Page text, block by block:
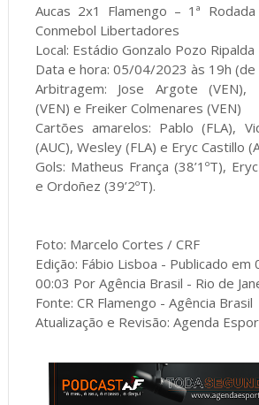
Aucas 2x1 Flamengo – 1ª
Conmebol Libertadores
Local: Estádio Gonzalo Pozo Ripalda
Data e hora: 05/04/2023 às 19h (de
Arbitragem: Jose Argote (VEN),
(VEN) e Freiker Colmenares (VEN)
Cartões amarelos: Pablo (FLA),
(AUC), Wesley (FLA) e Eryc Castillo
Gols: Matheus França (38’1ºT),
e Ordoñez (39’2ºT).
Foto: Marcelo Cortes / CRF
Edição: Fábio Lisboa - Publicado
00:03 Por Agência Brasil - Rio de
Fonte: CR Flamengo - Agência Brasil
Atualização e Revisão: Agenda